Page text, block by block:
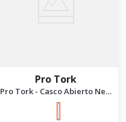
Pro Tork
Pro Tork - Casco Abierto New
Liberty 3 Mate M | Rosa